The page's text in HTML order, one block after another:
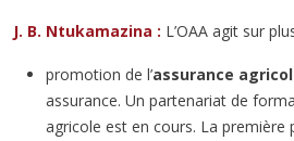
J. B. Ntukamazina : L’OAA agit sur
promotion de l’assurance
assurance. Un partenariat de
agricole est en cours. La première